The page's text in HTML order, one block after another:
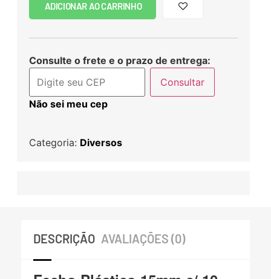
ADICIONAR AO CARRINHO
Consulte o frete e o prazo de entrega:
Consultar
Não sei meu cep
Categoria: Diversos
DESCRIÇÃO AVALIAÇÕES (0)